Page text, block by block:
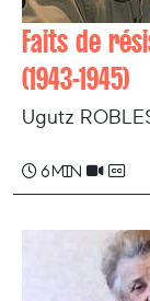
Faits de
(1943-1945)
Ugutz
6 min